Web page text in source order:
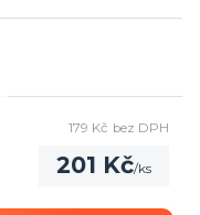
201 Kč/ks
179 Kč bez DPH